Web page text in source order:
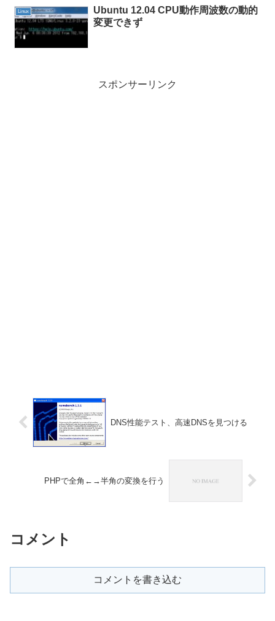
Linux
Ubuntu 12.04 CPU動作周波数の動的
変更できず
スポンサーリンク
DNS性能テスト、高速DNSを見つける
PHPで全角←→半角の変換を行う
コメント
コメントを書き込む